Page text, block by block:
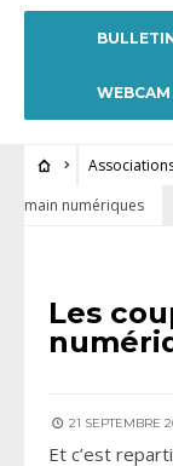
WEBCAM
main numériques
Les
21 SEPTEMBRE
Et c’est